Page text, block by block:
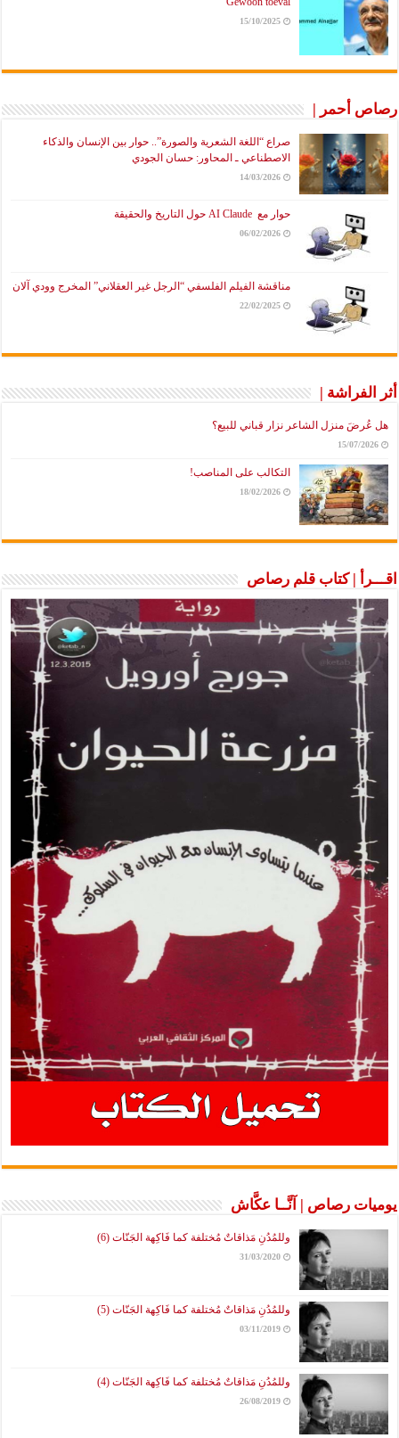
15/10/2025
رصاص أحمر |
صراع “اللغة الشعرية والصورة”.. حوار بين الإنسان والذكاء
الاصطناعي ـ المحاور: حسان الجودي
14/03/2026
حوار مع AI Claude حول التاريخ والحقيقة
06/02/2026
مناقشة الفيلم الفلسفي “الرجل غير العقلاني” المخرج وودي آلان
22/02/2025
أثر الفراشة |
هل عُرضَ منزل الشاعر نزار قباني للبيع؟
15/07/2026
التكالب على المناصب!
18/02/2026
اقـــرأ | كتاب قلم رصاص
يوميات رصاص | آنَّــا عكَّاش
وللمُدُنِ مَذاقاتٌ مُختلفة كما فَاكِهة الجَنّات (6)
31/03/2020
وللمُدُنِ مَذاقاتٌ مُختلفة كما فَاكِهة الجَنّات (5)
03/11/2019
وللمُدُنِ مَذاقاتٌ مُختلفة كما فَاكِهة الجَنّات (4)
26/08/2019